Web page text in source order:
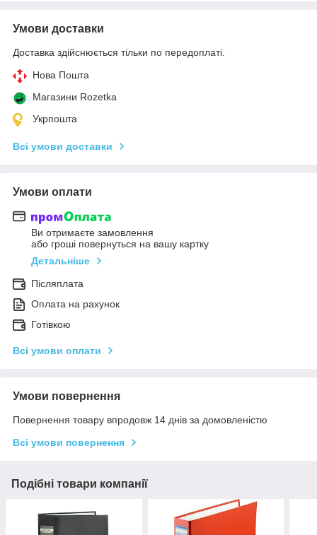
Умови доставки
Доставка здійснюється тільки по передоплаті.
Нова Пошта
Магазини Rozetka
Укрпошта
Всі умови доставки
Умови оплати
Ви отримаєте замовлення
або гроші повернуться на вашу картку
Детальніше
Післяплата
Оплата на рахунок
Готівкою
Всі умови оплати
Умови повернення
Повернення товару впродовж 14 днів за домовленістю
Всі умови повернення
Подібні товари компанії